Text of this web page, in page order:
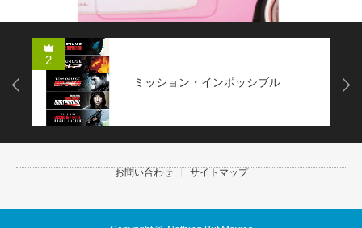
2
ミッション・インポッシブル
Next
お問い合わせ サイトマップ